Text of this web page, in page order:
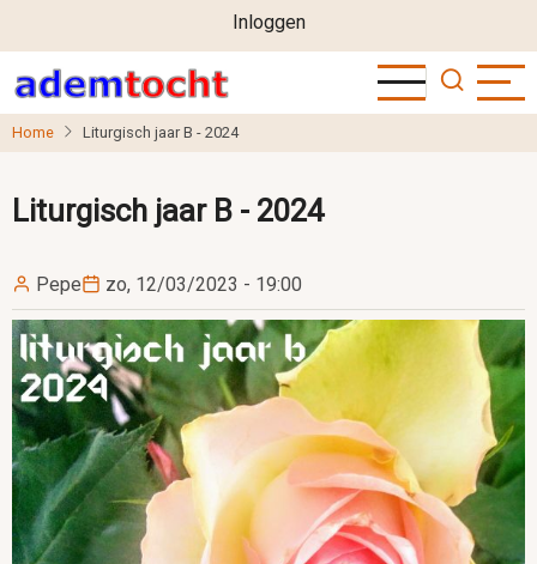
naar
de
inhoud
User
account
menu
Inloggen
Home Liturgisch jaar B - 2024
Liturgisch jaar B - 2024
Pepe zo, 12/03/2023 - 19:00
Image